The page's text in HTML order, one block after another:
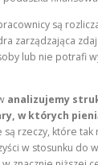
są
zarządzająca
lub nie potrafi
analizujemy
w których
są rzeczy, które tak
w stosunku do